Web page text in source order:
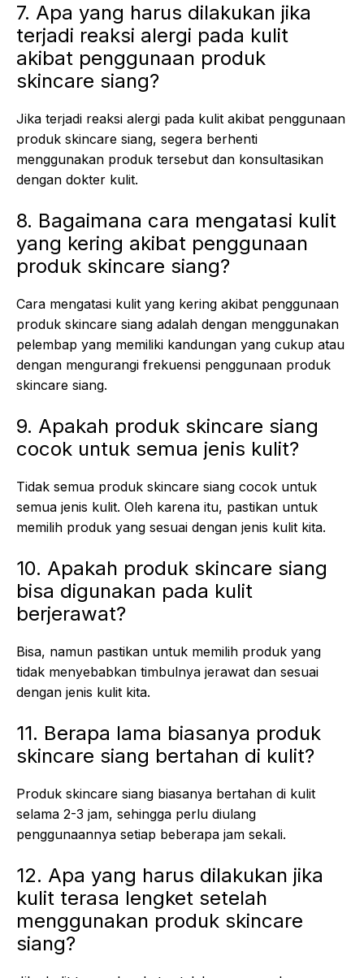
7. Apa yang harus dilakukan jika
terjadi reaksi alergi pada kulit
akibat penggunaan produk
skincare siang?
Jika terjadi reaksi alergi pada kulit akibat penggunaan
produk skincare siang, segera berhenti
menggunakan produk tersebut dan konsultasikan
dengan dokter kulit.
8. Bagaimana cara mengatasi kulit
yang kering akibat penggunaan
produk skincare siang?
Cara mengatasi kulit yang kering akibat penggunaan
produk skincare siang adalah dengan menggunakan
pelembap yang memiliki kandungan yang cukup atau
dengan mengurangi frekuensi penggunaan produk
skincare siang.
9. Apakah produk skincare siang
cocok untuk semua jenis kulit?
Tidak semua produk skincare siang cocok untuk
semua jenis kulit. Oleh karena itu, pastikan untuk
memilih produk yang sesuai dengan jenis kulit kita.
10. Apakah produk skincare siang
bisa digunakan pada kulit
berjerawat?
Bisa, namun pastikan untuk memilih produk yang
tidak menyebabkan timbulnya jerawat dan sesuai
dengan jenis kulit kita.
11. Berapa lama biasanya produk
skincare siang bertahan di kulit?
Produk skincare siang biasanya bertahan di kulit
selama 2-3 jam, sehingga perlu diulang
penggunaannya setiap beberapa jam sekali.
12. Apa yang harus dilakukan jika
kulit terasa lengket setelah
menggunakan produk skincare
siang?